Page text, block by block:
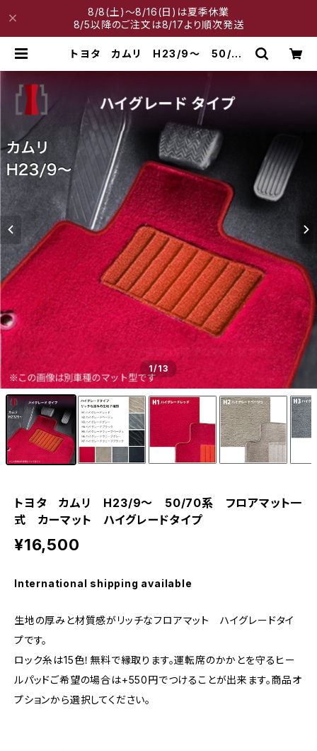
8/8(土)～8/16(日)は夏季休業
8/5以降のご注文は8/17より順次発送
トヨタ カムリ H23/9〜 50/70
1/13
トヨタ カムリ H23/9〜 50/70系 フロアマット一
式 カーマット ハイグレードタイプ
¥16,500
International shipping available
生地の厚みと材質感がリッチなフロアマット ハイグレードタイ
プです。
ロック糸は15色！無料で縁取ります。運転席のかかとを守るヒー
ルパッドご希望の場合は+550円でつけることが出来ます。商品オ
プションから選択してください。